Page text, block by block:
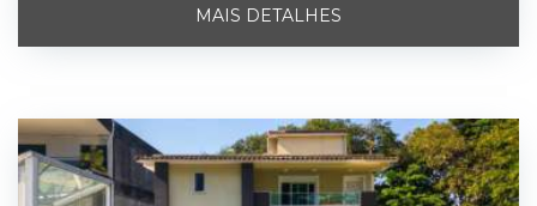
MAIS DETALHES